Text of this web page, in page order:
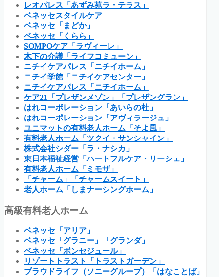
レオパレス「あずみ苑ラ・テラス」
ベネッセスタイルケア
ベネッセ「まどか」
ベネッセ「くらら」
SOMPOケア「ラヴィーレ」
木下の介護「ライフコミューン」
ニチイケアパレス「ニチイホーム」
ニチイ学館「ニチイケアセンター」
ニチイケアパレス「ニチイホーム」
ケア21「プレザンメゾン」「プレザングラン」
はれコーポレーション「あいらの杜」
はれコーポレーション「アヴィラージュ」
ユニマットの有料老人ホーム「そよ風」
有料老人ホーム「ツクイ・サンシャイン」
株式会社シダー「ラ・ナシカ」
東日本福祉経営「ハートフルケア・リーシェ」
有料老人ホーム「ミモザ」
「チャーム」「チャームスイート」
老人ホーム「しまナーシングホーム」
高級有料老人ホーム
ベネッセ「アリア」
ベネッセ「グラニー」「グランダ」
ベネッセ「ボンセジュール」
リゾートトラスト「トラストガーデン」
プラウドライフ（ソニーグループ）「はなことば」